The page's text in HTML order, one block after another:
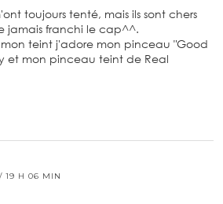
toujours tenté, mais ils sont chers
jamais franchi le cap^^.
mon teint j'adore mon pinceau "Good
et mon pinceau teint de Real
19 H 06 MIN